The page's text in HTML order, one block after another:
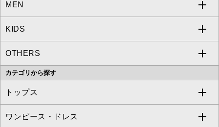
a.v.v
MICHEL KLEIN
MK MICHEL KLEIN
OFUON le MK
MEN
a.v.v
MICHEL KLEIN HOMME
MK MICHEL KLEIN HOMME
KIDS
a.v.v
OTHERS
MK MICHEL KLEIN BAG
カテゴリから探す
トップス
すべてのトップス
ワンピース・ドレス